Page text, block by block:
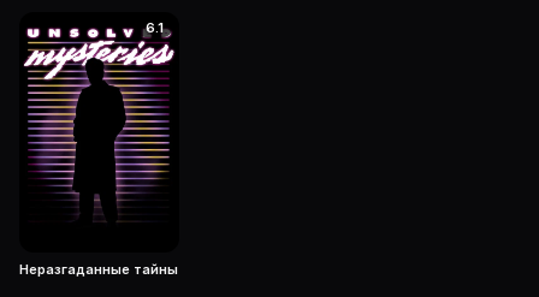
6.1
Неразгаданные тайны